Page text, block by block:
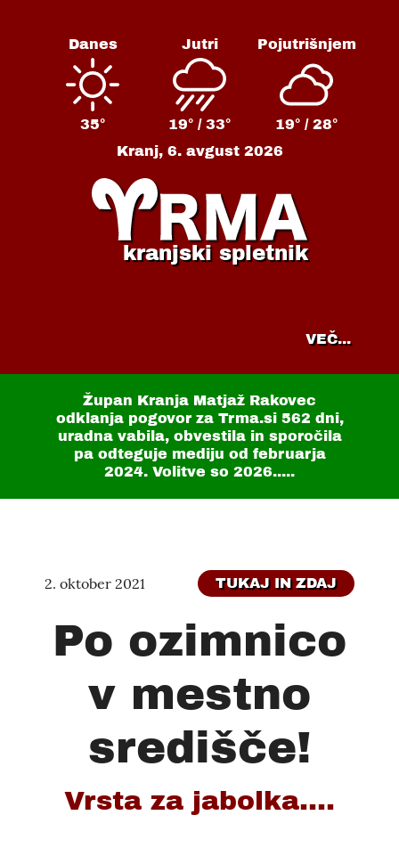
Danes
35°
Jutri
19° / 33°
Pojutrišnjem
19° / 28°
Kranj, 6. avgust 2026
kranjski spletnik
VEČ...
Župan Kranja Matjaž Rakovec
odklanja pogovor za Trma.si 562 dni,
uradna vabila, obvestila in sporočila
pa odteguje mediju od februarja
2024. Volitve so 2026.....
2. oktober 2021 TUKAJ IN ZDAJ
Po ozimnico
v mestno
središče!
Vrsta za jabolka....